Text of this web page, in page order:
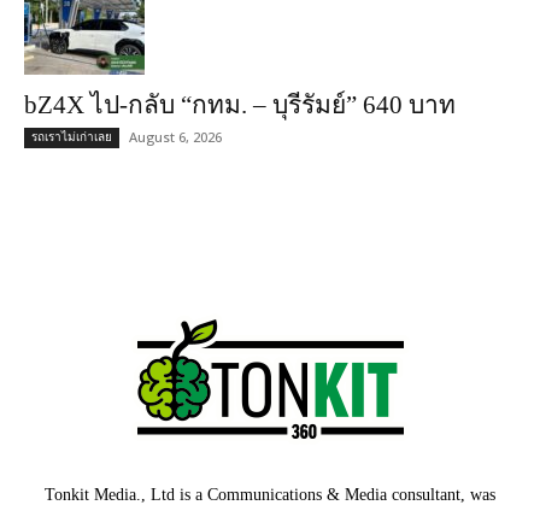
bZ4X ไป-กลับ “กทม. – บุรีรัมย์” 640 บาท
รถเราไม่เก่าเลย August 6, 2026
Tonkit Media., Ltd is a Communications & Media consultant, was